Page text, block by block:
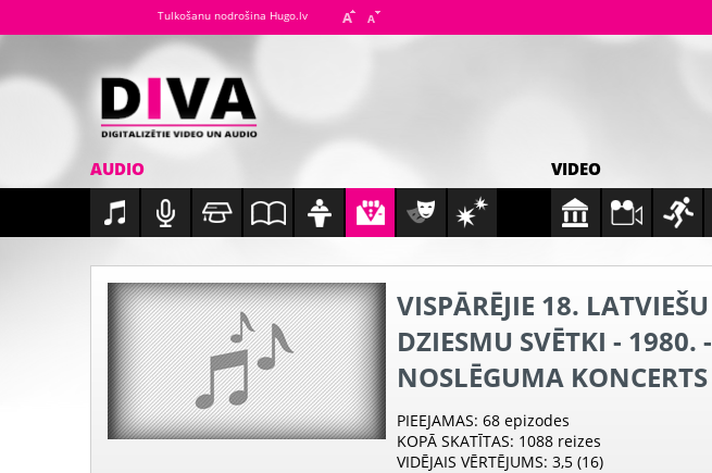
Tulkošanu nodrošina Hugo.lv
AUDIO VIDEO
VISPĀRĒJIE 18. LATVIEŠU
DZIESMU SVĒTKI - 1980. -
NOSLĒGUMA KONCERTS
PIEEJAMAS: 68 epizodes
KOPĀ SKATĪTAS: 1088 reizes
VIDĒJAIS VĒRTĒJUMS: 3,5 (16)